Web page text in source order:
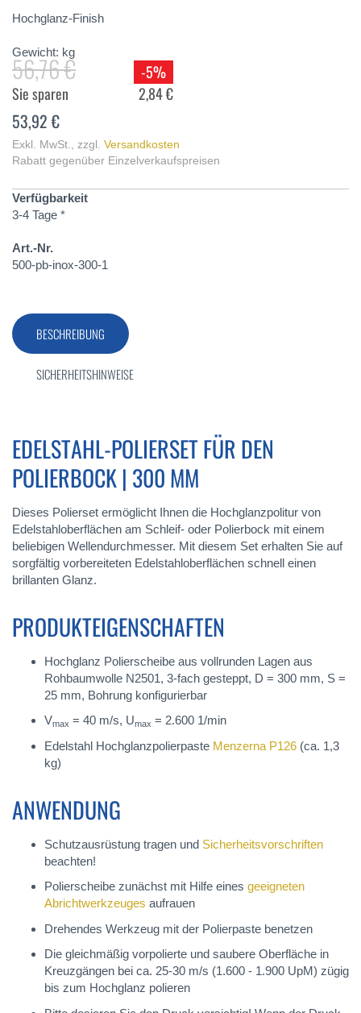
Hochglanz-Finish
Gewicht: kg
56,76 €
-5%
Sie sparen
2,84 €
53,92 €
Exkl. MwSt. zzgl. Versandkosten
Rabatt gegenüber Einzelverkaufspreisen
Verfügbarkeit
3-4 Tage *
Art.-Nr.
500-pb-inox-300-1
BESCHREIBUNG
EDELSTAHL-POLIERSET FÜR DEN
POLIERBOCK | 300 MM
Dieses Polierset ermöglicht Ihnen die Hochglanzpolitur von
Edelstahloberflächen am Schleif- oder Polierbock mit einem
beliebigen Wellendurchmesser. Mit diesem Set erhalten Sie auf
sorgfältig vorbereiteten Edelstahloberflächen schnell einen
brillanten Glanz.
PRODUKTEIGENSCHAFTEN
Hochglanz Polierscheibe aus vollrunden Lagen aus
Rohbaumwolle N2501, 3-fach gesteppt, D = 300 mm, S =
25 mm, Bohrung konfigurierbar
Vmax = 40 m/s, Umax = 2.600 1/min
Edelstahl Hochglanzpolierpaste Menzerna P126 (ca. 1,3
kg)
ANWENDUNG
Schutzausrüstung tragen und Sicherheitsvorschriften
beachten!
Polierscheibe zunächst mit Hilfe eines geeigneten
Abrichtwerkzeuges aufrauen
Drehendes Werkzeug mit der Polierpaste benetzen
Die gleichmäßig vorpolierte und saubere Oberfläche in
Kreuzgängen bei ca. 25-30 m/s (1.600 - 1.900 UpM) zügig
bis zum Hochglanz polieren
SICHERHEITSHINWEISE